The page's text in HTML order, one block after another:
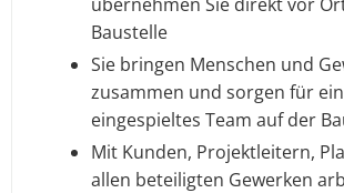
Baustelle
Sie bringen Menschen und
zusammen und sorgen für
eingespieltes Team auf der
Mit Kunden, Projektleitern,
allen beteiligten Gewerken